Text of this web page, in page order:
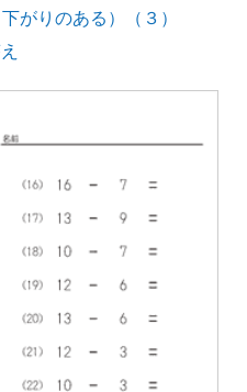
がりのある）（３）